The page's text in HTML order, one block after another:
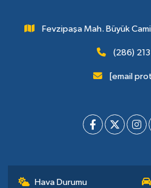
Fevzipaşa Mah. Büyük
(286)
[email
Hava Durumu